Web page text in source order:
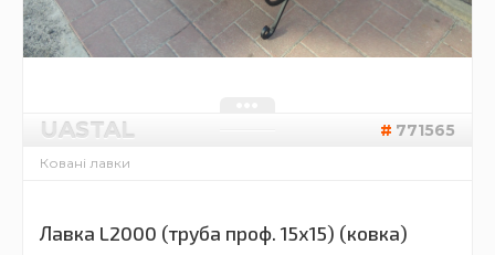
UASTAL 771565
Ковані лавки
Лавка L2000 (труба проф. 15х15) (ковка)